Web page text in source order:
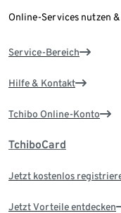
Online-Services nutzen
Service-Bereich
Hilfe & Kontakt
Tchibo Online-Konto
TchiboCard
Jetzt kostenlos
Jetzt Vorteile entdecken